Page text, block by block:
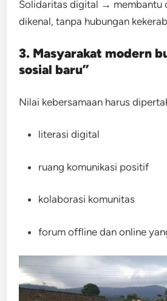
Solidaritas digital → membantu
dikenal, tanpa hubungan
3. Masyarakat modern
sosial baru”
Nilai kebersamaan harus
literasi digital
ruang komunikasi positif
kolaborasi komunitas
forum offline dan online